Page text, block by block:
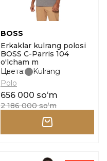
BOSS
Erkaklar kulrang polosi
BOSS C-Parris 104
o'lcham m
Цвета:
Kulrang
Polo
656 000 soʻm
2 186 000 soʻm